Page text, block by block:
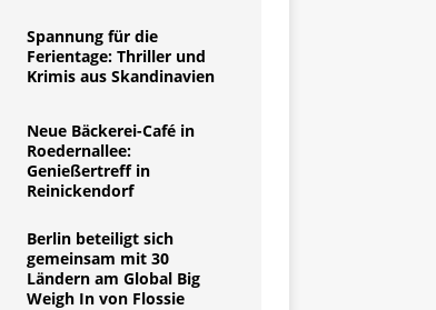
Spannung für die
Ferientage: Thriller und
Krimis aus Skandinavien
Neue Bäckerei-Café in
Roedernallee:
Genießertreff in
Reinickendorf
Berlin beteiligt sich
gemeinsam mit 30
Ländern am Global Big
Weigh In von Flossie